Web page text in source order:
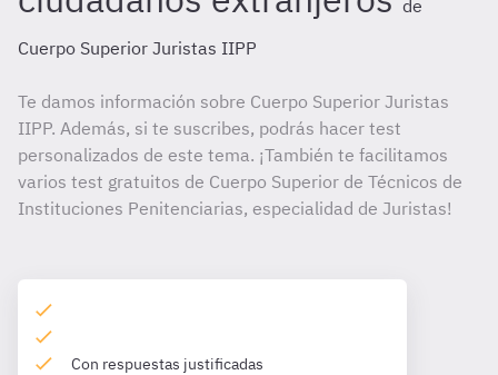
de
Cuerpo Superior Juristas IIPP
Te damos información sobre Cuerpo Superior Juristas
IIPP. Además, si te suscribes, podrás hacer test
personalizados de este tema. ¡También te facilitamos
varios test gratuitos de Cuerpo Superior de Técnicos de
Instituciones Penitenciarias, especialidad de Juristas!
Con respuestas justificadas